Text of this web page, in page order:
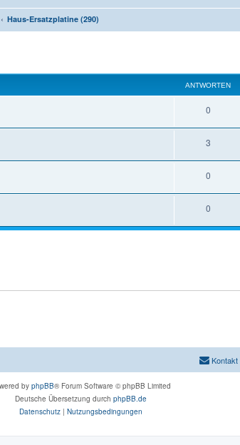
Haus-Ersatzplatine (290)
ANTWORTEN
0A
n
t
w
3A
n
t
w
r
n
0A
n
t
w
0A
n
nKontakt
by phpBB® Forum Software © phpBB Limited
Deutsche Übersetzung durch phpBB.de
Datenschutz| Nutzungsbedingungen